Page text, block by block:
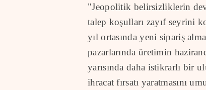
"Jeopolitik belirsizliklerin
talep koşulları zayıf seyrini
yıl ortasında yeni sipariş
pazarlarında üretimin
yarısında daha istikrarlı bir
ihracat fırsatı yaratmasını